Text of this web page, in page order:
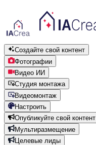
Создайте свой контент
Фотографии
Видео ИИ
Студия монтажа
Видеомонтаж
Настроить
Опубликуйте свой контент
Мультиразмещение
Целевые лиды